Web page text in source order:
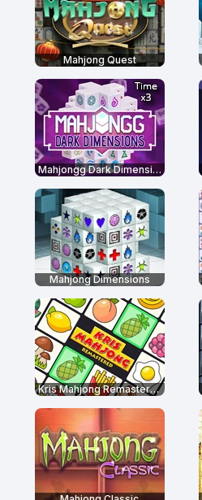
Mahjong Quest
Mahjongg Dark Dimensions: Triple Time
Mahjong Dimensions
Kris Mahjong Remastered